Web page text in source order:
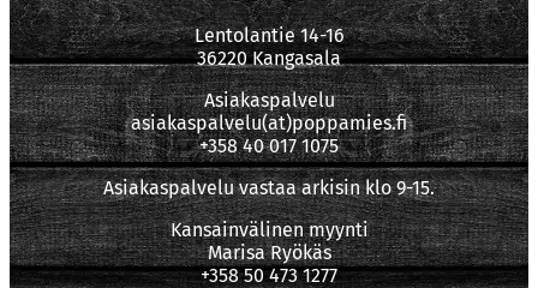
Lentolantie 14-16
36220 Kangasala
Asiakaspalvelu
asiakaspalvelu(at)poppamies.fi
+358 40 017 1075
Asiakaspalvelu vastaa arkisin klo 9-15.
Kansainvälinen myynti
Marisa Ryökäs
+358 50 473 1277